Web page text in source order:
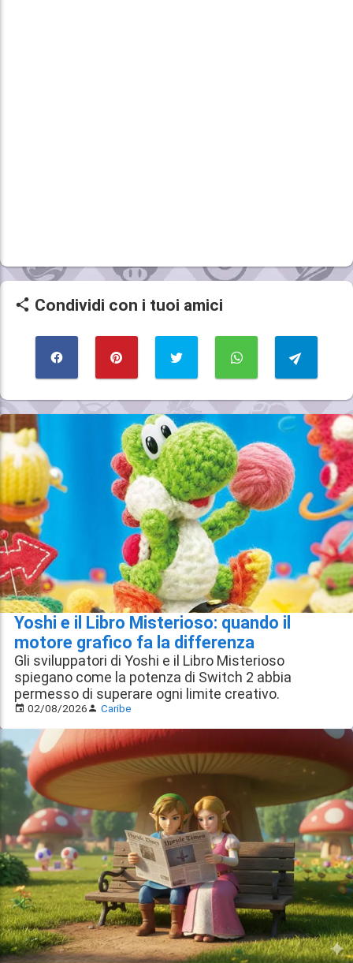
Condividi con i tuoi amici
Yoshi e il Libro Misterioso: quando il
motore grafico fa la differenza
Gli sviluppatori di Yoshi e il Libro Misterioso
spiegano come la potenza di Switch 2 abbia
permesso di superare ogni limite creativo.
02/08/2026 Caribe